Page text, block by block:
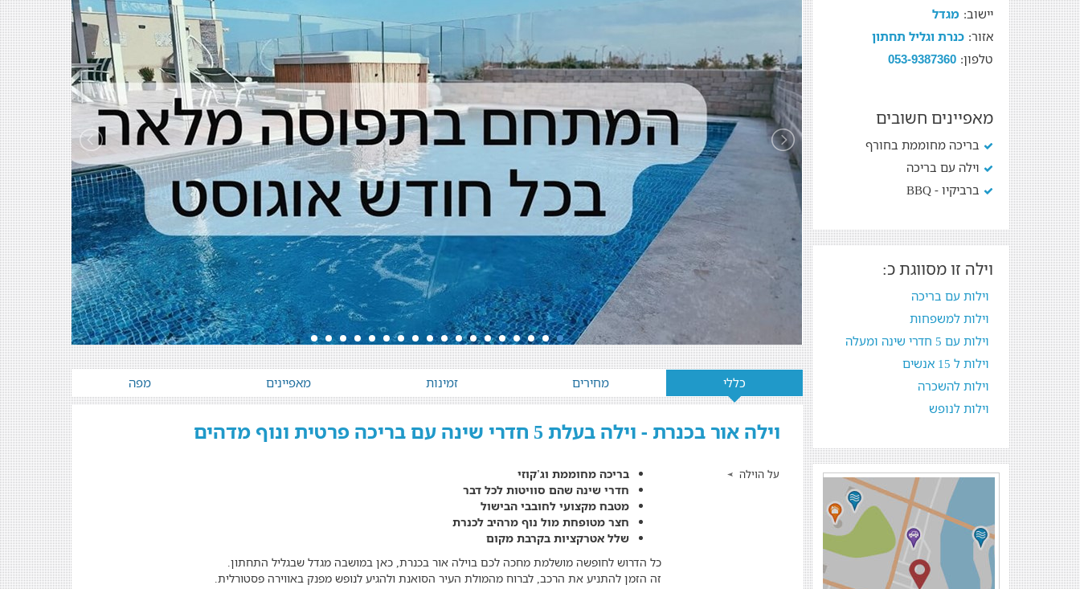
יישוב: מגדל
אזור: כנרת וגליל תחתון
טלפון: 053-9387360
מאפיינים חשובים
בריכה מחוממת בחורף
וילה עם בריכה
ברביקיו - BBQ
וילה זו מסווגת כ:
וילות עם בריכה
וילות למשפחות
וילות עם 5 חדרי שינה ומעלה
וילות ל 15 אנשים
וילות להשכרה
וילות לנופש
כללי מחירים זמינות מאפיינים מפה
וילה אור בכנרת - וילה בעלת 5 חדרי שינה עם בריכה פרטית ונוף מדהים
על הוילה
בריכה מחוממת וג'קוזי
חדרי שינה שהם סוויטות לכל דבר
מטבח מקצועי לחובבי הבישול
חצר מטופחת מול נוף מרהיב לכנרת
שלל אטרקציות בקרבת מקום
כל הדרוש לחופשה מושלמת מחכה לכם בוילה אור בכנרת, כאן במושבה מגדל שבגליל התחתון.
זה הזמן להתניע את הרכב, לברוח מהמולת העיר הסואנת ולהגיע לנופש מפנק באווירה פסטורלית.